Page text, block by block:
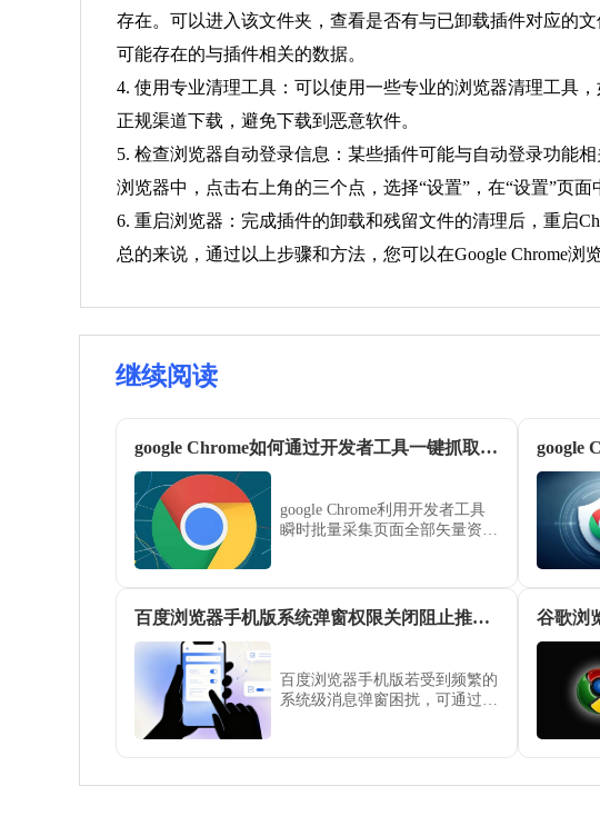
存在。可以进入该文件夹，查看是否有与已卸载插件对应的文
可能存在的与插件相关的数据。
4. 使用专业清理工具：可以使用一些专业的浏览器清理工具
正规渠道下载，避免下载到恶意软件。
5. 检查浏览器自动登录信息：某些插件可能与自动登录功能
浏览器中，点击右上角的三个点，选择“设置”，在“设置”页
6. 重启浏览器：完成插件的卸载和残留文件的清理后，重启
总的来说，通过以上步骤和方法，您可以在Google Chrome
继续阅读
google Chrome如何通过开发者工具一键抓取网页上全部矢量图
google Chrome利用开发者工具
瞬时批量采集页面全部矢量资源
效归档。
百度浏览器手机版系统弹窗权限关闭阻止推送消息
百度浏览器手机版若受到频繁的
系统级消息弹窗困扰，可通过权
谷歌浏